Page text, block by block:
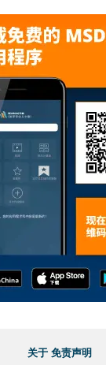
关于 免责声明